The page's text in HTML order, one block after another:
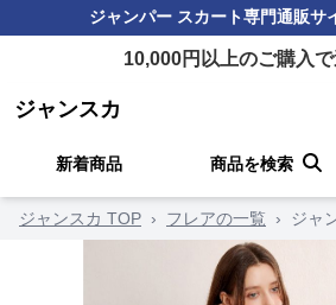
ジャンパー スカート専門通販サ
10,000円以上のご購入
ジャンスカ
新着商品 商品を検索
ジャンスカ TOP › フレアの一覧 › ジャ